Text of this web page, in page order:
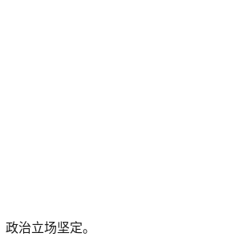
治立场坚定。